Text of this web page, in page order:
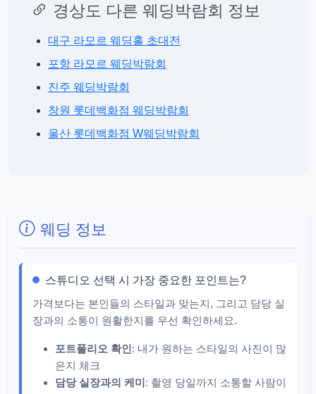
경상도 다른 웨딩박람회 정보
대구 라모르 웨딩홀 초대전
포항 라모르 웨딩박람회
진주 웨딩박람회
창원 롯데백화점 웨딩박람회
울산 롯데백화점 W웨딩박람회
웨딩 정보
스튜디오 선택 시 가장 중요한 포인트는?
가격보다는 본인들의 스타일과 맞는지, 그리고 담당 실
장과의 소통이 원활한지를 우선 확인하세요.
포트폴리오 확인 : 내가 원하는 스타일의 사진이 많
은지 체크
담당 실장과의 케미: 촬영 당일까지 소통할 사람이